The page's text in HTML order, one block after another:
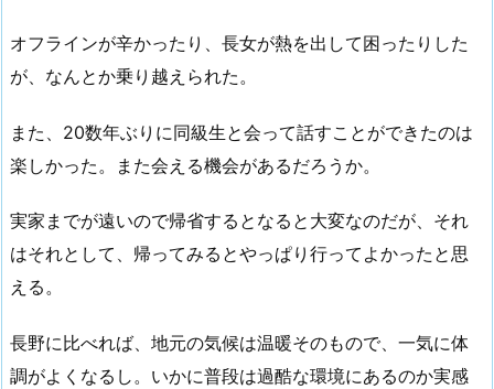
オフラインが辛かったり、長女が熱を出して困ったりした
が、なんとか乗り越えられた。
また、20数年ぶりに同級生と会って話すことができたのは
楽しかった。また会える機会があるだろうか。
実家までが遠いので帰省するとなると大変なのだが、それ
はそれとして、帰ってみるとやっぱり行ってよかったと思
える。
長野に比べれば、地元の気候は温暖そのもので、一気に体
調がよくなるし。いかに普段は過酷な環境にあるのか実感